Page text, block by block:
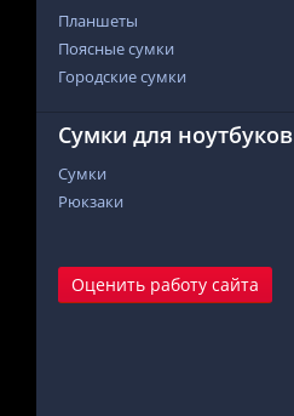
Планшеты
Поясные сумки
Городские сумки
Сумки для ноутбуков
Сумки
Рюкзаки
Оценить работу сайта